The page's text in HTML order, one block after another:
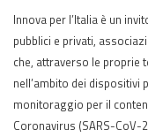
Innova per l’Italia è un
pubblici e privati,
che, attraverso le proprie
nell’ambito dei dispositivi
monitoraggio per il
Coronavirus (SARS-